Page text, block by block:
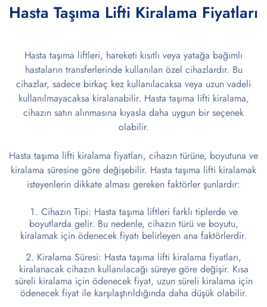
Hasta Taşıma Lifti Kiralama Fiyatları
Hasta taşıma liftleri, hareketi kısıtlı veya yatağa bağımlı
hastaların transferlerinde kullanılan özel cihazlardır. Bu
cihazlar, sadece birkaç kez kullanılacaksa veya uzun vadeli
kullanılmayacaksa kiralanabilir. Hasta taşıma lifti kiralama,
cihazın satın alınmasına kıyasla daha uygun bir seçenek
olabilir.
Hasta taşıma lifti kiralama fiyatları, cihazın türüne, boyutuna ve
kiralama süresine göre değişebilir. Hasta taşıma lifti kiralamak
isteyenlerin dikkate alması gereken faktörler şunlardır:
Cihazın Tipi: Hasta taşıma liftleri farklı tiplerde ve
boyutlarda gelir. Bu nedenle, cihazın türü ve boyutu,
kiralamak için ödenecek fiyatı belirleyen ana faktörlerdir.
Kiralama Süresi: Hasta taşıma lifti kiralama fiyatları,
kiralanacak cihazın kullanılacağı süreye göre değişir. Kısa
süreli kiralama için ödenecek fiyat, uzun süreli kiralama için
ödenecek fiyat ile karşılaştırıldığında daha düşük olabilir.